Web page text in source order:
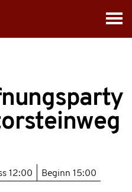
12:00 Beginn 15:00